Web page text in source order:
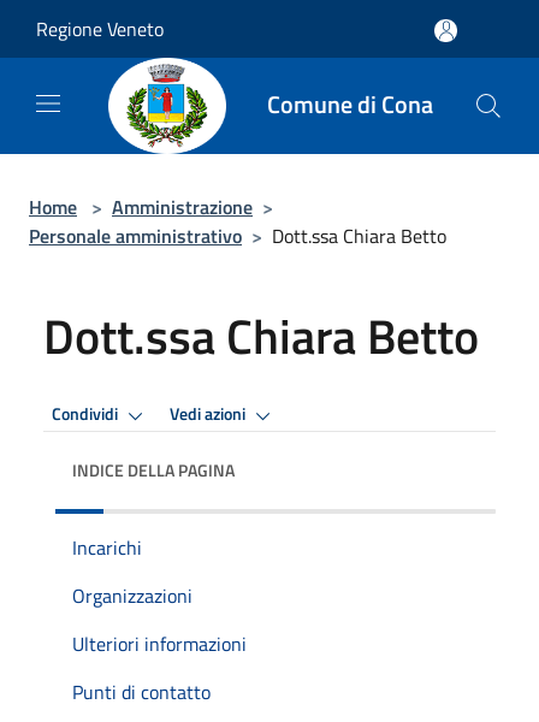
Regione Veneto
Comune di Cona
Home > Amministrazione >
Personale amministrativo > Dott.ssa Chiara Betto
Dott.ssa Chiara Betto
Condividi Vedi azioni
INDICE DELLA PAGINA
Incarichi
Organizzazioni
Ulteriori informazioni
Punti di contatto